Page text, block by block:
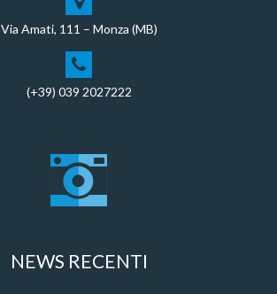
Via Amati, 111 – Monza (MB)
(+39) 039 2027222
NEWS RECENTI